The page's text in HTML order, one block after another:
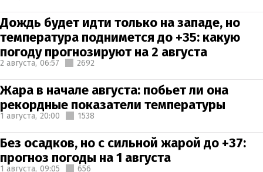
Дождь будет идти только на западе, но
температура поднимется до +35: какую
погоду прогнозируют на 2 августа
2 августа, 06:57 2692
Жара в начале августа: побьет ли она
рекордные показатели температуры
1 августа, 20:00 1538
Без осадков, но с сильной жарой до +37:
прогноз погоды на 1 августа
1 августа, 09:05 656